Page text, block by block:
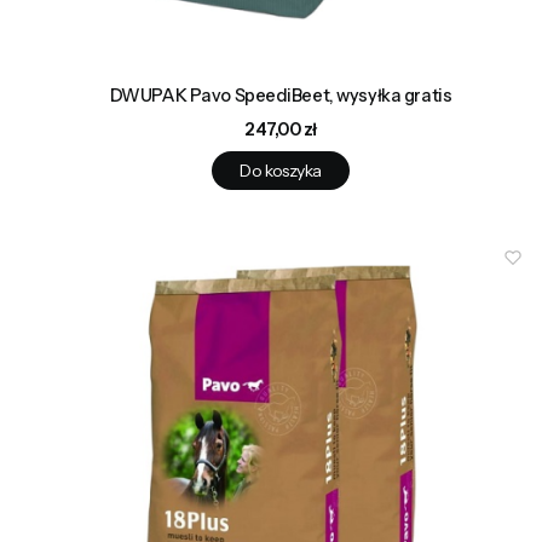
DWUPAK Pavo SpeediBeet, wysyłka gratis
Cena
247,00 zł
Do koszyka